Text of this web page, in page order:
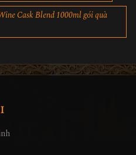
Cask Blend 1000ml gói quà